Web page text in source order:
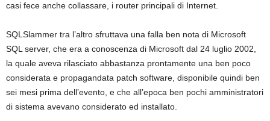
casi fece anche collassare, i router principali di Internet.
SQLSlammer tra l’altro sfruttava una falla ben nota di Microsoft
SQL server, che era a conoscenza di Microsoft dal 24 luglio 2002,
la quale aveva rilasciato abbastanza prontamente una ben poco
considerata e propagandata patch software, disponibile quindi ben
sei mesi prima dell’evento, e che all’epoca ben pochi amministratori
di sistema avevano considerato ed installato.